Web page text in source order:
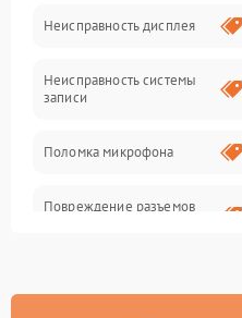
Управление
ПО
Корпус/Герметичность
Неисправность дисплея
Неисправность системы
записи
Поломка микрофона
Повреждение разъемов
стабилизации